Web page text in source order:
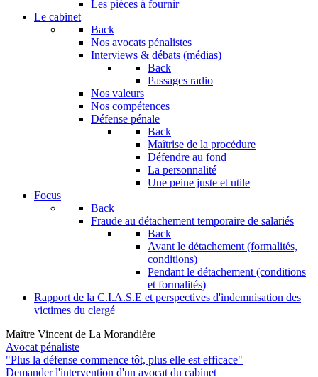
Les pièces à fournir
Le cabinet
Back
Nos avocats pénalistes
Interviews & débats (médias)
Back
Passages radio
Nos valeurs
Nos compétences
Défense pénale
Back
Maîtrise de la procédure
Défendre au fond
La personnalité
Une peine juste et utile
Focus
Back
Fraude au détachement temporaire de salariés
Back
Avant le détachement (formalités,
conditions)
Pendant le détachement (conditions
et formalités)
Rapport de la C.I.A.S.E et perspectives d'indemnisation des
victimes du clergé
Maître Vincent de La Morandière
Avocat pénaliste
"Plus la défense commence tôt, plus elle est efficace"
Demander l'intervention d'un avocat du cabinet